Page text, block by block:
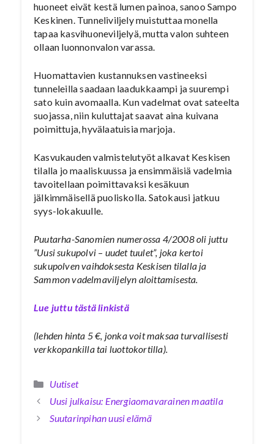
huoneet eivät kestä lumen painoa, sanoo Sampo
Keskinen. Tunneliviljely muistuttaa monella
tapaa kasvihuoneviljelyä, mutta valon suhteen
ollaan luonnonvalon varassa.
Huomattavien kustannuksen vastineeksi
tunneleilla saadaan laadukkaampi ja suurempi
sato kuin avomaalla. Kun vadelmat ovat sateelta
suojassa, niin kuluttajat saavat aina kuivana
poimittuja, hyvälaatuisia marjoja.
Kasvukauden valmistelutyöt alkavat Keskisen
tilalla jo maaliskuussa ja ensimmäisiä vadelmia
tavoitellaan poimittavaksi kesäkuun
jälkimmäisellä puoliskolla. Satokausi jatkuu
syys-lokakuulle.
Puutarha-Sanomien numerossa 4/2008 oli juttu
”Uusi sukupolvi – uudet tuulet”, joka kertoi
sukupolven vaihdoksesta Keskisen tilalla ja
Sammon vadelmaviljelyn aloittamisesta.
Lue juttu tästä linkistä
(lehden hinta 5 €, jonka voit maksaa turvallisesti
verkkopankilla tai luottokortilla).
Kategoriat
Uutiset
Uusi julkaisu: Energiaomavarainen maatila
Suutarinpihan uusi elämä